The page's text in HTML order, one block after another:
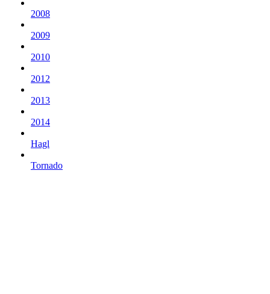
2008
2009
2010
2012
2013
2014
Hagl
Tornado